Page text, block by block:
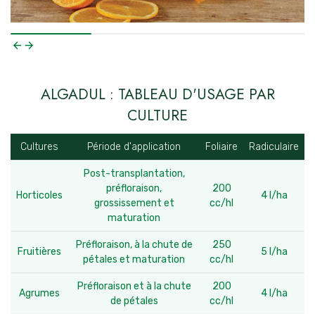
ALGADUL : TABLEAU D'USAGE PAR
CULTURE
Cultures Période d'application Foliaire Radiculaire
Horticoles
Post-transplantation,
préfloraison,
grossissement et
maturation
200
cc/hl
4 l/ha
Fruitières
Préfloraison, à la chute de
pétales et maturation
250
cc/hl
5 l/ha
Agrumes
Préfloraison et à la chute
de pétales
200
cc/hl
4 l/ha